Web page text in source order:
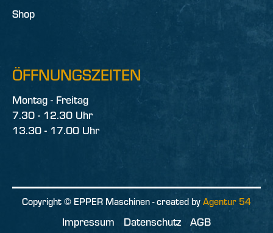
Shop
ÖFFNUNGSZEITEN
Montag - Freitag
7.30 - 12.30 Uhr
13.30 - 17.00 Uhr
Copyright © EPPER Maschinen - created by Agentur 54
Impressum Datenschutz AGB